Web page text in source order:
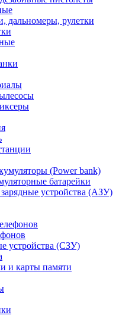
дальномеры, рулетки
(Power bank)
батарейки
устройства (АЗУ)
устройства (СЗУ)
и карты памяти